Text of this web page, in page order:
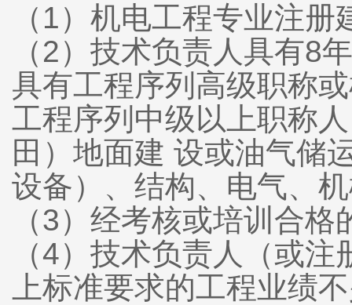
（1）机电工程专业注
（2）技术负责人具有8
具有工程序列高级职称
工程序列中级以上职称
田）地面建 设或油气储
设备）、结构、电气、
（3）经考核或培训合
（4）技术负责人（或
上标准要求的工程业绩